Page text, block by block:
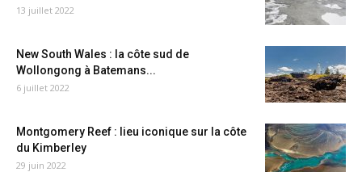
13 juillet 2022
New South Wales : la côte sud de
Wollongong à Batemans...
6 juillet 2022
Montgomery Reef : lieu iconique sur la côte
du Kimberley
29 juin 2022